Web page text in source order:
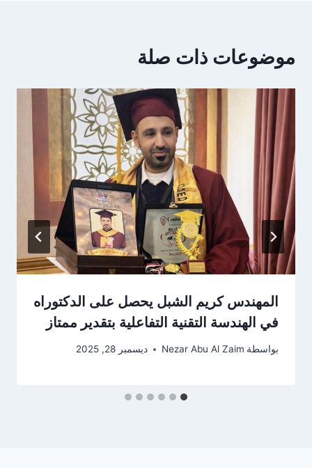
موضوعات ذات صلة
المهندس كريم الشبل يحصل على الدكتوراه
في الهندسة التقنية التفاعلية بتقدير ممتاز
بواسطة Nezar Abu Al Zaim ديسمبر 28, 2025